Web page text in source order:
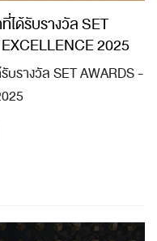
ด้รับรางวัล SET
2025
รางวัล SET AWARDS -